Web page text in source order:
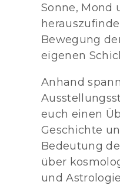
Sonne, Mond
Bewegung
eigenen
Anhand
euch einen
Geschichte
Bedeutung
über
und